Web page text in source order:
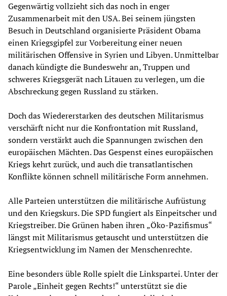
Gegenwärtig vollzieht sich das noch in enger
Zusammenarbeit mit den USA. Bei seinem jüngsten
Besuch in Deutschland organisierte Präsident Obama
einen Kriegsgipfel zur Vorbereitung einer neuen
militärischen Offensive in Syrien und Libyen. Unmittelbar
danach kündigte die Bundeswehr an, Truppen und
schweres Kriegsgerät nach Litauen zu verlegen, um die
Abschreckung gegen Russland zu stärken.
Doch das Wiedererstarken des deutschen Militarismus
verschärft nicht nur die Konfrontation mit Russland,
sondern verstärkt auch die Spannungen zwischen den
europäischen Mächten. Das Gespenst eines europäischen
Kriegs kehrt zurück, und auch die transatlantischen
Konflikte können schnell militärische Form annehmen.
Alle Parteien unterstützen die militärische Aufrüstung
und den Kriegskurs. Die SPD fungiert als Einpeitscher und
Kriegstreiber. Die Grünen haben ihren „Öko-Pazifismus“
längst mit Militarismus getauscht und unterstützen die
Kriegsentwicklung im Namen der Menschenrechte.
Eine besonders üble Rolle spielt die Linkspartei. Unter der
Parole „Einheit gegen Rechts!“ unterstützt sie die